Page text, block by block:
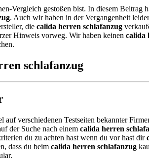
Vergleich gestoßen bist. In diesem Beitrag
. Auch wir haben in der Vergangenheit
die calida herren schlafanzug
Hinweis vorweg. Wir haben keinen calida
schlafanzug
auf verschiedenen Testseiten bekannter
der Suche nach einem calida herren
du zu achten hast wenn du vor hast dir
dass du beim calida herren schlafanzug